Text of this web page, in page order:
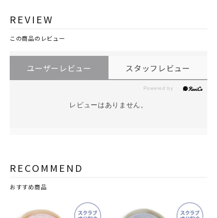
REVIEW
この商品のレビュー
ユーザーレビュー スタッフレビュー
レビューはありません。
RECOMMEND
おすすめ商品